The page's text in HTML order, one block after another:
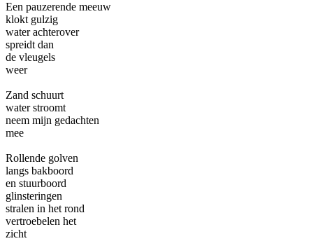
Een pauzerende meeuw
klokt gulzig
water achterover
spreidt dan
de vleugels
weer
Zand schuurt
water stroomt
neem mijn gedachten
mee
Rollende golven
langs bakboord
en stuurboord
glinsteringen
stralen in het rond
vertroebelen het
zicht